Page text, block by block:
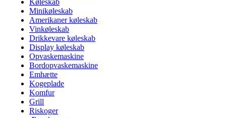
Køleskab
Minikøleskab
Amerikaner køleskab
Vinkøleskab
Drikkevare køleskab
Display køleskab
Opvaskemaskine
Bordopvaskemaskine
Emhætte
Kogeplade
Komfur
Grill
Riskoger